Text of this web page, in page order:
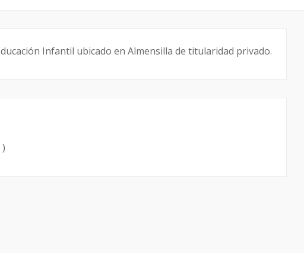
Infantil ubicado en Almensilla de titularidad privado.